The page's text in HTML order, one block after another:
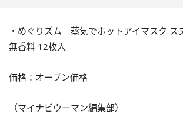
・めぐりズム 蒸気でホットアイマスク ス
無香料 12枚入
価格：オープン価格
（マイナビウーマン編集部）